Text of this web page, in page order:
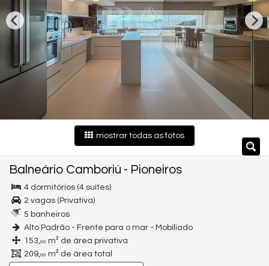
mostrar todas as fotos
Balneário Camboriú - Pioneiros
4 dormitórios (4 suítes)
2 vagas (Privativa)
5 banheiros
Alto Padrão - Frente para o mar - Mobiliado
153,00 m² de área privativa
209,00 m² de área total